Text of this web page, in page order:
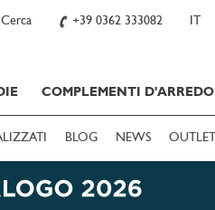
Cerca +39 0362 333082 IT
COMPLEMENTI D'ARREDO
BLOG NEWS OUTLET